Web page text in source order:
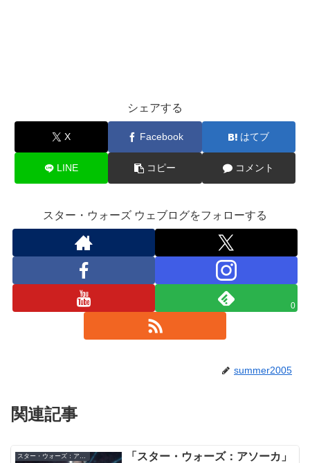
シェアする
X Facebook はてブ
LINE コピー コメント
スター・ウォーズ ウェブログをフォローする
0
summer2005
関連記事
「スター・ウォーズ：アソーカ」